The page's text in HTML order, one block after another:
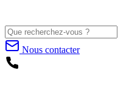
Nous contacter